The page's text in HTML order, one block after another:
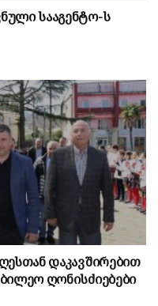
სააგენტო-ს
დაკავშირებით
ღონისძიებები